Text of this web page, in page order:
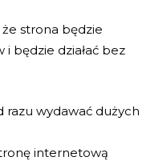
strona będzie
będzie działać bez
razu wydawać dużych
internetową